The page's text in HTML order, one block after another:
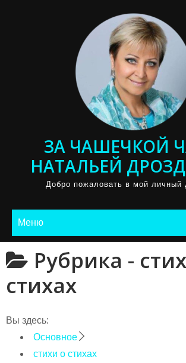
ЗА ЧАШЕЧКОЙ
НАТАЛЬЕЙ
Добро пожаловать в мой личный
Меню
Рубрика -
стихах
Вы здесь:
Основное
стихи о стихах